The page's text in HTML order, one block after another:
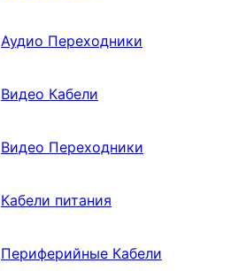
Аудио Переходники
Видео Кабели
Видео Переходники
Кабели питания
Периферийные Кабели